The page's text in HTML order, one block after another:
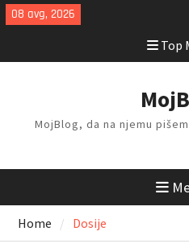
Skip
to
08 avg, 2026
Top
MojBlog, da na njemu
Home Dosije